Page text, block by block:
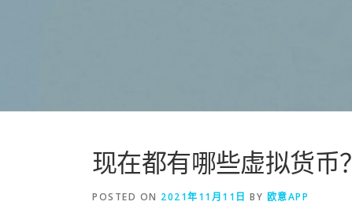
现在都有哪些虚拟货币？
POSTED ON 2021年11月11日 BY 欧意APP